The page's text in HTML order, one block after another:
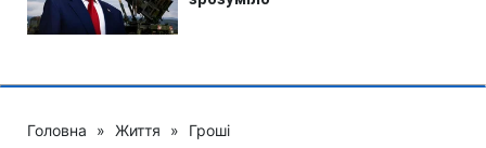
Головна » Життя » Гроші